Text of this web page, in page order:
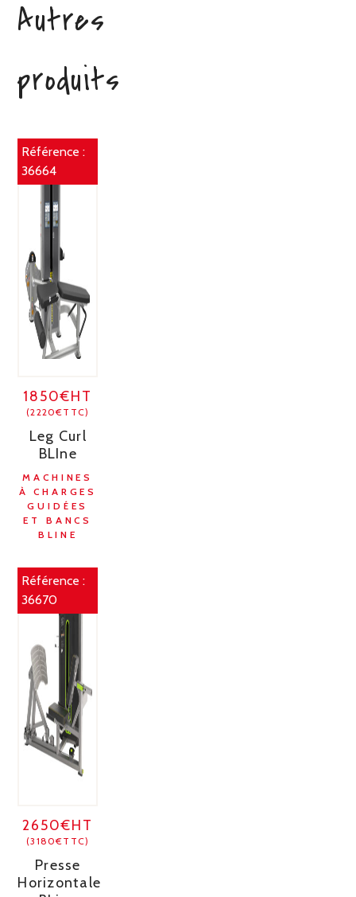
Autres
produits
Référence :
36664
1850€HT
(2220€TTC)
Leg Curl
BLIne
MACHINES
À CHARGES
GUIDÉES
ET BANCS
BLINE
Référence :
36670
2650€HT
(3180€TTC)
Presse
Horizontale